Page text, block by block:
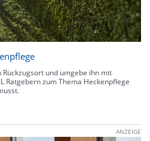
und umgebe ihn mit
Ratgebern zum Thema Heckenpflege
ANZEIGE